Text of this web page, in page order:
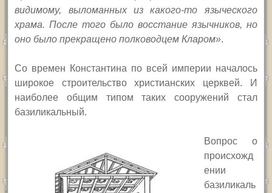
видимому, выломанных из какого-то языческого
храма. После того было восстание язычников, но
оно было прекращено полководцем Кларом».
Со времен Константина по всей империи началось
широкое строительство христианских церквей. И
наиболее общим типом таких сооружений стал
базиликальный.
Вопрос о
происхожд
ении
базиликаль